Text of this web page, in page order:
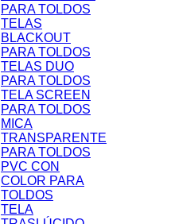
PARA TOLDOS
TELAS
BLACKOUT
PARA TOLDOS
TELAS DUO
PARA TOLDOS
TELA SCREEN
PARA TOLDOS
MICA
TRANSPARENTE
PARA TOLDOS
PVC CON
COLOR PARA
TOLDOS
TELA